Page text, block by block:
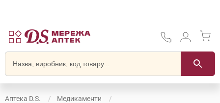
Аптека D.S.
Медикаменти